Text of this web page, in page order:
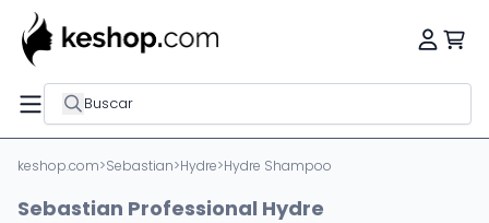
Buscar
keshop.com>Sebastian>Hydre>Hydre Shampoo
Sebastian Professional Hydre